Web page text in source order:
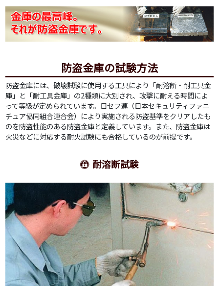
防盗金庫の試験方法
防盗金庫には、破壊試験に使用する工具により「耐溶断・耐工具金
庫」と「耐工具金庫」の2種類に大別され、攻撃に耐える時間によ
って等級が定められています。日セフ連（日本セキュリティファニ
チュア協同組合連合会）により実施される防盗基準をクリアしたも
のを防盗性能のある防盗金庫と定義しています。また、防盗金庫は
火災などに対応する耐火試験にも合格しているのが前提です。
耐溶断試験